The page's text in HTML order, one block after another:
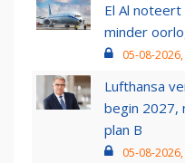
El Al
minder
05-08-
Lufthansa
begin 2027,
plan B
05-08-